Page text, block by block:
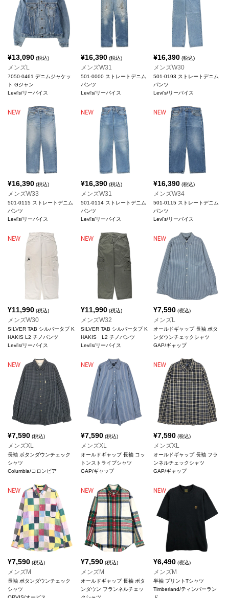
¥13,090 (税込)
メンズL
7050-0461 デニムジャケッ
ト Gジャン
Levi's/リーバイス
¥16,390(税込)
メンズW31
501-0000 ストレートデニム
パンツ
Levi's/リーバイス
¥16,390 (税込)
メンズW30
501-0193 ストレートデニム
パンツ
Levi's/リーバイス
¥16,390 (税込)
メンズW33
501-0115 ストレートデニム
パンツ
Levi's/リーバイス
¥16,390(税込)
メンズW31
501-0114 ストレートデニム
パンツ
Levi's/リーバイス
¥16,390 (税込)
メンズW34
501-0115 ストレートデニム
パンツ
Levi's/リーバイス
¥11,990 (税込)
メンズW30
SILVER TAB シルバータブ K
HAKIS L2 チノパンツ
Levi's/リーバイス
¥11,990(税込)
メンズW32
SILVER TAB シルバータブ K
HAKIS L2 チノパンツ
Levi's/リーバイス
¥7,590 (税込)
メンズL
オールドギャップ 長袖 ボタ
ンダウンチェックシャツ
GAP/ギャップ
¥7,590 (税込)
メンズXL
長袖 ボタンダウンチェック
シャツ
Columbia/コロンビア
¥7,590(税込)
メンズXL
オールドギャップ 長袖 コッ
トンストライプシャツ
GAP/ギャップ
¥7,590 (税込)
メンズXL
オールドギャップ 長袖 フラ
ンネルチェックシャツ
GAP/ギャップ
¥7,590 (税込)
メンズM
長袖 ボタンダウンチェック
シャツ
¥7,590(税込)
メンズM
オールドギャップ 長袖 ボタ
ンダウン フランネルチェッ
¥6,490 (税込)
メンズM
半袖 プリントTシャツ
Timberland/ティンバーラン